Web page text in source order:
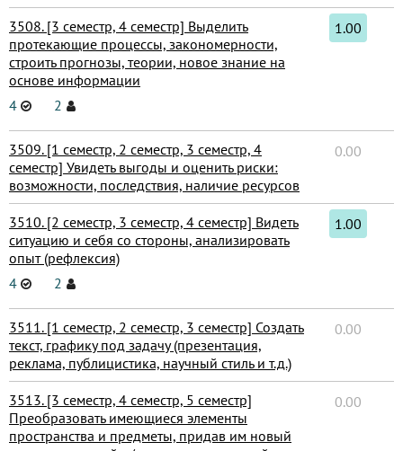
3508. [3 семестр, 4 семестр] Выделить
протекающие процессы, закономерности,
строить прогнозы, теории, новое знание на
основе информации
4
2
1.00
3509. [1 семестр, 2 семестр, 3 семестр, 4
семестр] Увидеть выгоды и оценить риски:
возможности, последствия, наличие ресурсов
0.00
3510. [2 семестр, 3 семестр, 4 семестр] Видеть
ситуацию и себя со стороны, анализировать
опыт (рефлексия)
4
2
1.00
3511. [1 семестр, 2 семестр, 3 семестр] Создать
текст, графику под задачу (презентация,
реклама, публицистика, научный стиль и т.д.)
0.00
3513. [3 семестр, 4 семестр, 5 семестр]
Преобразовать имеющиеся элементы
пространства и предметы, придав им новый
0.00